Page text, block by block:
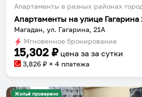
Апартаменты в разных районах
Апартаменты на улице Гагарина
Магадан, ул. Гагарина, 21А
Мгновенное бронирование
15,302 ₽ цена за за сутки
3,826 ₽ × 4 платежа
Жильё проверено